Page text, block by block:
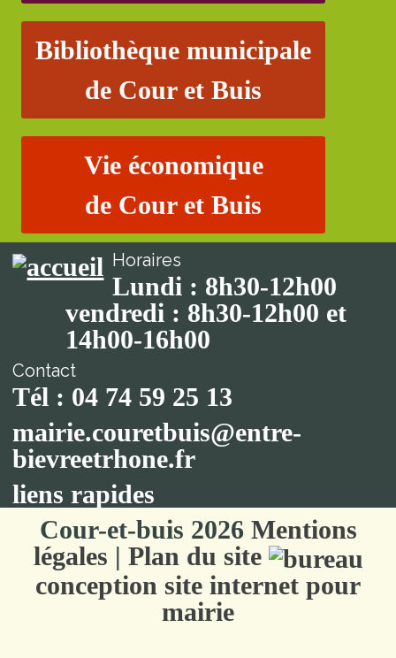
Bibliothèque municipale
de Cour et Buis
Vie économique
de Cour et Buis
Horaires
Lundi : 8h30-12h00
vendredi : 8h30-12h00 et
14h00-16h00
Contact
Tél : 04 74 59 25 13
mairie.couretbuis@entre-
bievreetrhone.fr
liens rapides
Cour-et-buis 2026 Mentions
légales | Plan du site
conception site internet pour
mairie